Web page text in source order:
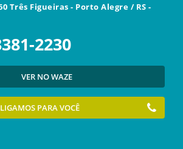
Três Figueiras - Porto Alegre / RS -
2230
VER NO WAZE
LIGAMOS PARA VOCÊ